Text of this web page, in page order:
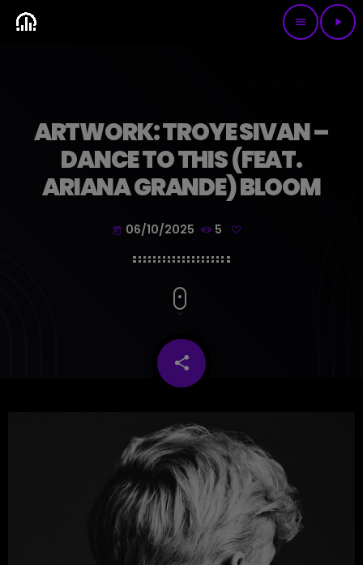
menu play_arrow
ARTWORK: TROYE SIVAN –
DANCE TO THIS (FEAT.
ARIANA GRANDE) BLOOM
today 06/10/2025 5
share
email